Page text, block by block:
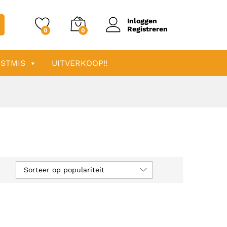
0 0
Inloggen
Registreren
UITVERKOOP!!
Sorteer op populariteit